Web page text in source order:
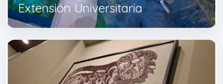
Extensión Universitaria